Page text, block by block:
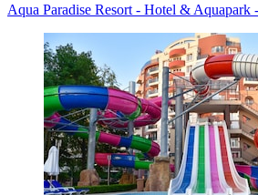
Aqua Paradise Resort - Hotel & Aquapark